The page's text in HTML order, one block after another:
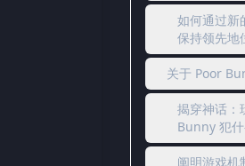
如何通过新
保持领先地
关于 Poor
揭穿神话：
Bunny 犯
阐明游戏机